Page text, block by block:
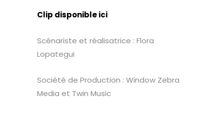
Clip disponible ici
Scénariste et réalisatrice : Flora
Lopategui
Société de Production : Window Zebra
Media et Twin Music